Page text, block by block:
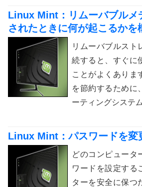
Linux Mint：リムーバブルメ
されたときに何が起こるかを
リムーバブルスト
続すると、すぐに
ことがよくありま
を節約するために
ーティングシステム
Linux Mint：パスワードを変
どのコンピュータ
ワードを設定する
ターを安全に保つ